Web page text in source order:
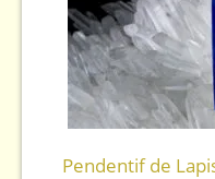
Pendentif de